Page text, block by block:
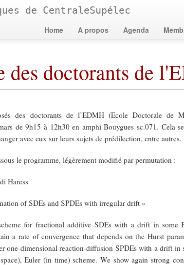
de CentraleSupélec
Home A propos Agenda
des doctorants de
des doctorants de l’EDMH (Ecole Doctorale de
de 9h15 à 12h30 en amphi Bouygues sc.071. Cela
avec eux sur leurs sujets de prédilection, entre autres.
le programme, légèrement modifié par permutation :
Haress
of SDEs and SPDEs with irregular drift »
for fractional additive SDEs with a drift in some
a rate of convergence that depends on the Hurst
one-dimensional reaction-diffusion SPDEs with a drift in
Euler (in time) scheme. We show again strong